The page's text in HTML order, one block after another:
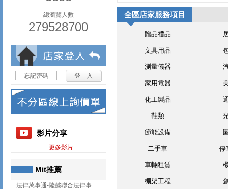
總瀏覽人數
279528700
忘記密碼
影片分享
更多影片
Mit推薦
法律萬事通-陸懿聯合法律事務所
全區店家服務項目
贈品禮品
文具用品
測量儀器
家用電器
化工製品
鞋類
節能設備
二手車 停
車輛租賃
棚架工程